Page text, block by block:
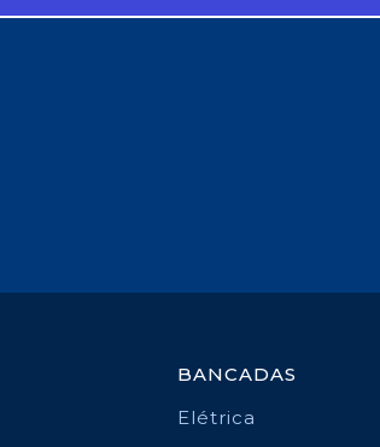
BANCADAS
Elétrica